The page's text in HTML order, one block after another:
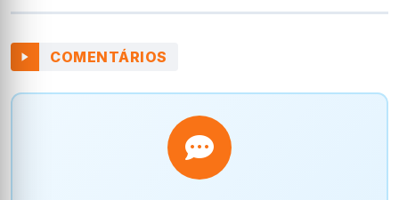
COMENTÁRIOS